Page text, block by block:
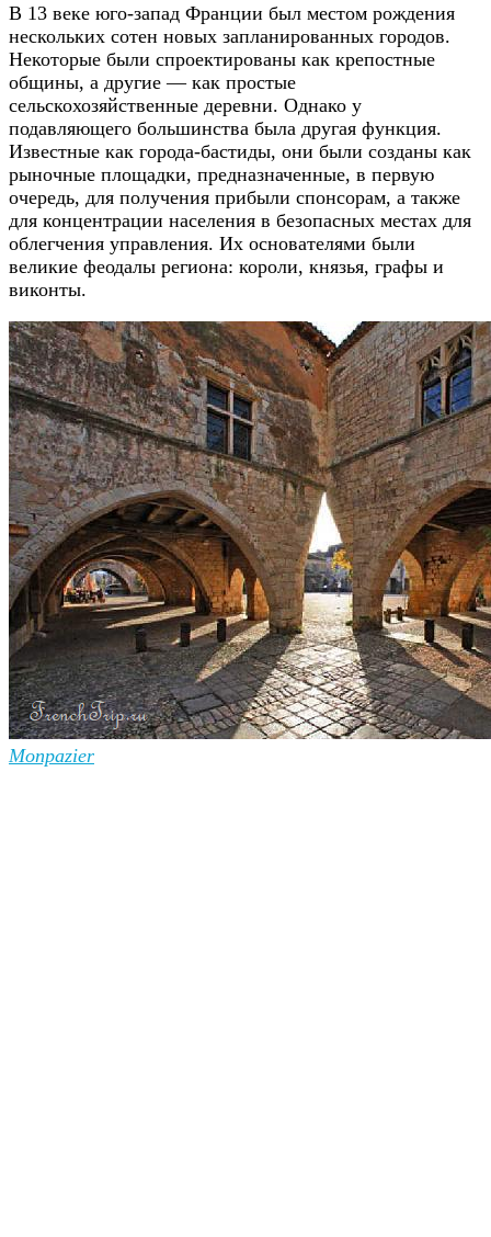
В 13 веке юго-запад Франции был местом рождения
нескольких сотен новых запланированных городов.
Некоторые были спроектированы как крепостные
общины, а другие — как простые
сельскохозяйственные деревни. Однако у
подавляющего большинства была другая функция.
Известные как города-бастиды, они были созданы как
рыночные площадки, предназначенные, в первую
очередь, для получения прибыли спонсорам, а также
для концентрации населения в безопасных местах для
облегчения управления. Их основателями были
великие феодалы региона: короли, князья, графы и
виконты.
Monpazier